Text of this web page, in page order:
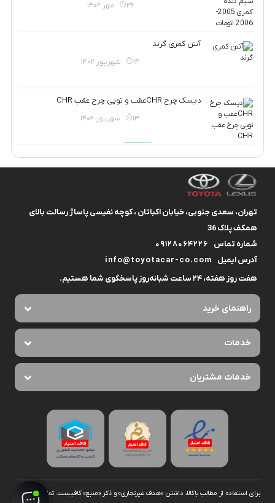
29 مهر 1402
آنتن کمری گرند
14 شهریور 1402
دیسک چرخ CHRعقب و توپی چرخ عقب CHR
13 شهریور 1402
تهران، سعدی جنوبی، خیابان اکباتان ، کوچه نفیسی پاساژ رسالت بالای
همکف پلاک 36
شماره تماس
09128064226
آدرس ایمیل
info@toyotacar-co.com
هفت روز هفته، ۲۴ ساعت شبانه‌روز پاسخگوی شما هستیم.
راهنمای خرید
خدمات
خدمات مشتریان
برای استفاده از مطالب با‌کالا، داشتن «هدف غیرتجاری» و ذکر «منبع» کافیست. تمام حقوق اين